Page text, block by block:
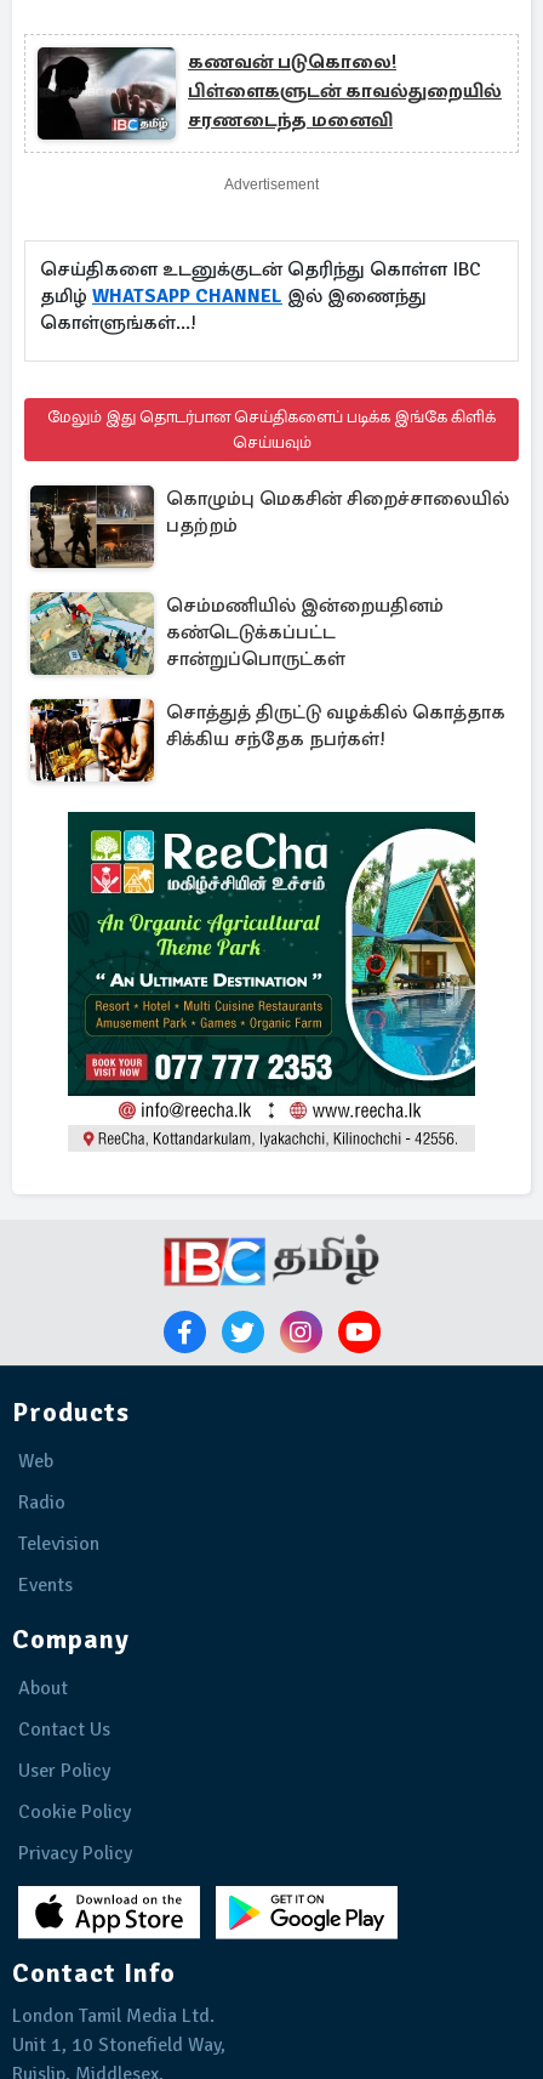
கணவன் படுகொலை!
பிள்ளைகளுடன் காவல்துறையில்
சரணடைந்த மனைவி
Advertisement
செய்திகளை உடனுக்குடன் தெரிந்து கொள்ள IBC
தமிழ் WHATSAPP CHANNEL இல் இணைந்து
கொள்ளுங்கள்...!
மேலும் இது தொடர்பான செய்திகளைப் படிக்க இங்கே கிளிக்
செய்யவும்
கொழும்பு மெகசின் சிறைச்சாலையில்
பதற்றம்
செம்மணியில் இன்றையதினம்
கண்டெடுக்கப்பட்ட
சான்றுப்பொருட்கள்
சொத்துத் திருட்டு வழக்கில் கொத்தாக
சிக்கிய சந்தேக நபர்கள்!
Products
Web
Radio
Television
Events
Company
About
Contact Us
User Policy
Cookie Policy
Privacy Policy
Contact Info
London Tamil Media Ltd.
Unit 1, 10 Stonefield Way,
Ruislip, Middlesex,